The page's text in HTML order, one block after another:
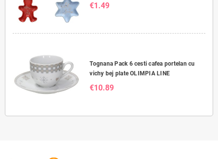
€1.49
Tognana Pack 6 cesti cafea portelan cu
vichy bej plate OLIMPIA LINE
€10.89